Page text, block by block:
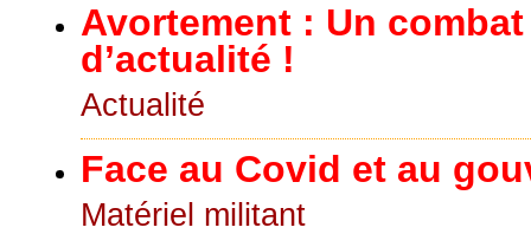
Avortement : Un
d’actualité !
Actualité
Face au Covid et au
Matériel militant